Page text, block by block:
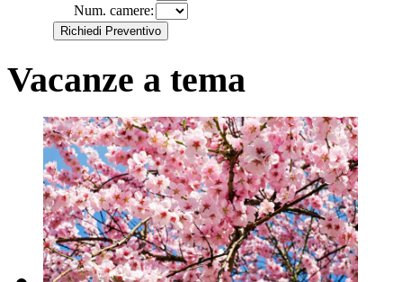
Num. camere:
Vacanze a tema